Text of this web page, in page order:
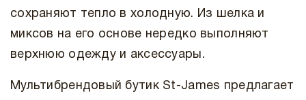
сохраняют тепло в холодную. Из шелка и
миксов на его основе нередко выполняют
верхнюю одежду и аксессуары.
Мультибрендовый бутик St-James предлагает